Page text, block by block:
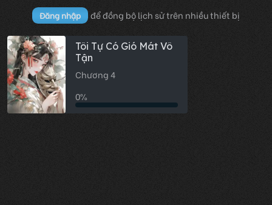
Đăng nhập để đồng bộ lịch sử trên nhiều thiết bị
Tôi Tự Có Gió Mát Vô
Tận
Chương 4
0%